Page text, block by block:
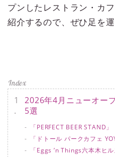
プンしたレストラン・カ
紹介するので、ぜひ足を
2026年4月ニューオー
5選
「PERFECT BEER STAND」
「ドトール パークカフェ
「Eggs ’n Things六本木ヒ